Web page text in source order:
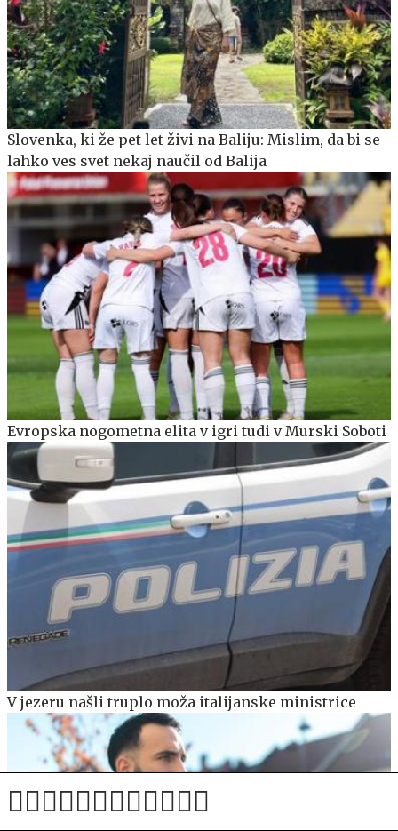
Slovenka, ki že pet let živi na Baliju: Mislim, da bi se
lahko ves svet nekaj naučil od Balija
Evropska nogometna elita v igri tudi v Murski Soboti
V jezeru našli truplo moža italijanske ministrice